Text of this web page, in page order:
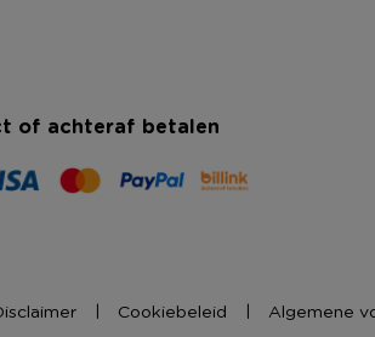
of achteraf betalen
Cookiebeleid Algemene